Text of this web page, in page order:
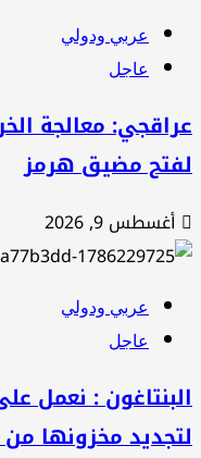
عربي ودولي
عاجل
معالجة
مضيق هرمز
أغسطس 9, 2026
عربي ودولي
عاجل
: نعمل على
مخزونها من